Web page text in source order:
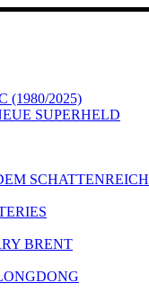
(1980/2025)
SUPERHELD
SCHATTENREICH
BRENT